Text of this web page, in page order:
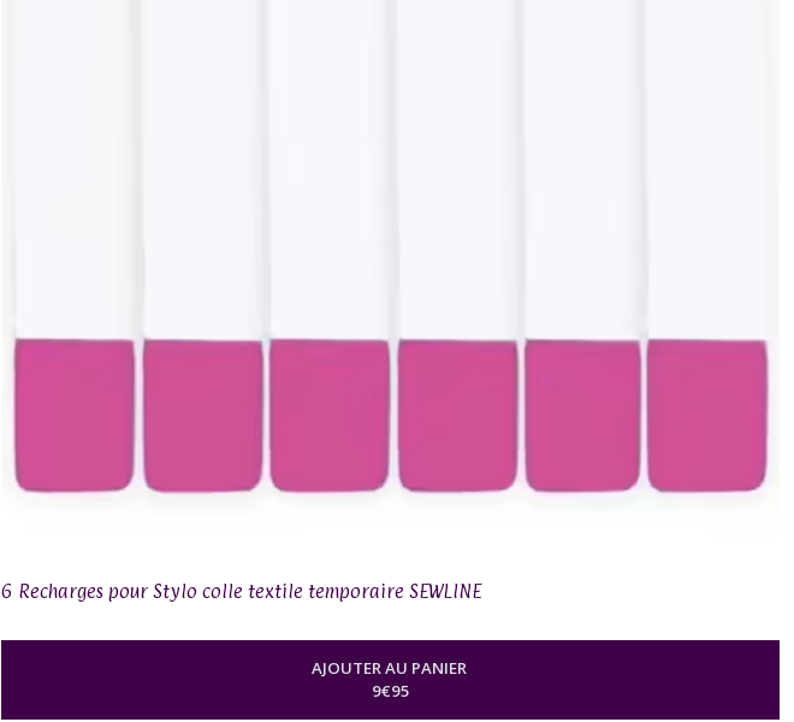
6 Recharges pour Stylo colle textile temporaire SEWLINE
AJOUTER AU PANIER
9€95